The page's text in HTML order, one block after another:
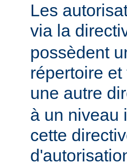
Les
via la
possèdent
répertoire
une autre
à un niveau
cette